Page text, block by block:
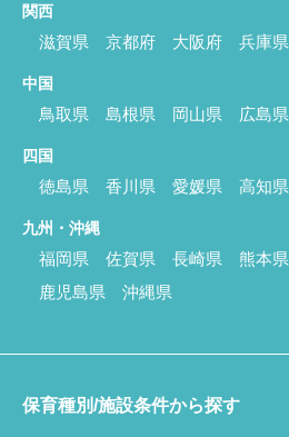
関西
滋賀県 京都府 大阪府 兵庫県
中国
鳥取県 島根県 岡山県 広島県
四国
徳島県 香川県 愛媛県 高知県
九州・沖縄
福岡県 佐賀県 長崎県 熊本県
鹿児島県
沖縄県
保育種別/施設条件から探す